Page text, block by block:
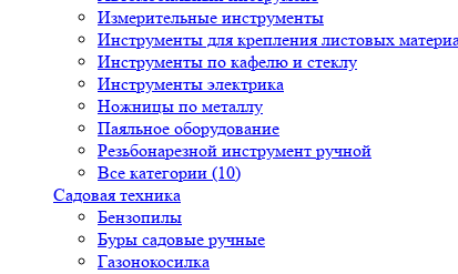
Измерительные инструменты
Инструменты для крепления листовых
Инструменты по кафелю и стеклу
Инструменты электрика
Ножницы по металлу
Паяльное оборудование
Резьбонарезной инструмент ручной
Все категории (10)
Садовая техника
Бензопилы
Буры садовые ручные
Газонокосилка